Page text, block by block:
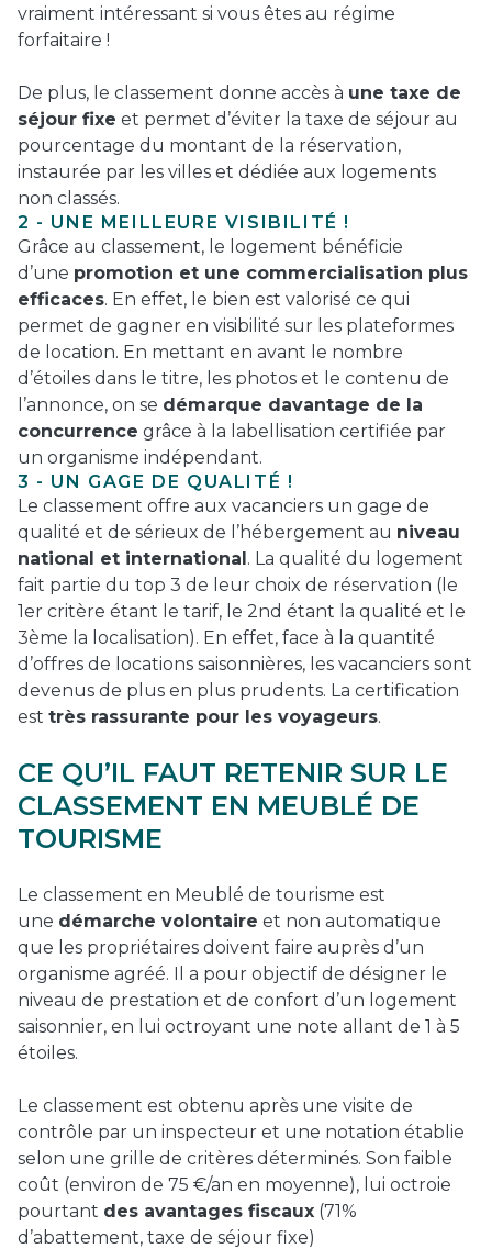
vraiment intéressant si vous êtes au régime
forfaitaire !
De plus, le classement donne accès à une taxe de
séjour fixe et permet d’éviter la taxe de séjour au
pourcentage du montant de la réservation,
instaurée par les villes et dédiée aux logements
non classés.
2 - UNE MEILLEURE VISIBILITÉ !
Grâce au classement, le logement bénéficie
d’une promotion et une commercialisation plus
efficaces. En effet, le bien est valorisé ce qui
permet de gagner en visibilité sur les plateformes
de location. En mettant en avant le nombre
d’étoiles dans le titre, les photos et le contenu de
l’annonce, on se démarque davantage de la
concurrence grâce à la labellisation certifiée par
un organisme indépendant.
3 - UN GAGE DE QUALITÉ !
Le classement offre aux vacanciers un gage de
qualité et de sérieux de l’hébergement au niveau
national et international . La qualité du logement
fait partie du top 3 de leur choix de réservation (le
1er critère étant le tarif, le 2nd étant la qualité et le
3ème la localisation). En effet, face à la quantité
d’offres de locations saisonnières, les vacanciers sont
devenus de plus en plus prudents. La certification
est très rassurante pour les voyageurs.
CE QU’IL FAUT RETENIR SUR LE
CLASSEMENT EN MEUBLÉ DE
TOURISME
Le classement en Meublé de tourisme est
une démarche volontaire et non automatique
que les propriétaires doivent faire auprès d’un
organisme agréé. Il a pour objectif de désigner le
niveau de prestation et de confort d’un logement
saisonnier, en lui octroyant une note allant de 1 à 5
étoiles.
Le classement est obtenu après une visite de
contrôle par un inspecteur et une notation établie
selon une grille de critères déterminés. Son faible
coût (environ de 75 €/an en moyenne), lui octroie
pourtant des avantages fiscaux (71%
d’abattement, taxe de séjour fixe)